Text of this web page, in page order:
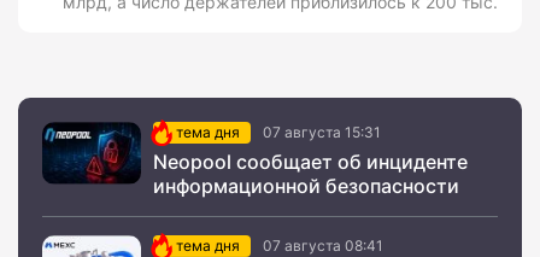
тема дня 07 августа 15:31
Neopool сообщает об инциденте
информационной безопасности
тема дня 07 августа 08:41